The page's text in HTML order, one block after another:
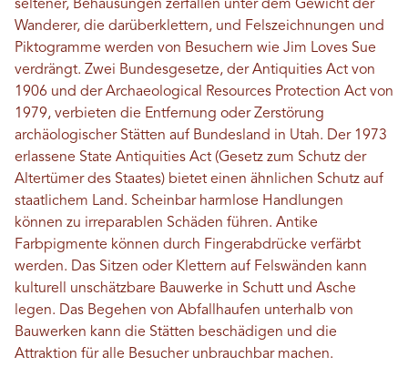
seltener, Behausungen zerfallen unter dem Gewicht der
Wanderer, die darüberklettern, und Felszeichnungen und
Piktogramme werden von Besuchern wie Jim Loves Sue
verdrängt. Zwei Bundesgesetze, der Antiquities Act von
1906 und der Archaeological Resources Protection Act von
1979, verbieten die Entfernung oder Zerstörung
archäologischer Stätten auf Bundesland in Utah. Der 1973
erlassene State Antiquities Act (Gesetz zum Schutz der
Altertümer des Staates) bietet einen ähnlichen Schutz auf
staatlichem Land. Scheinbar harmlose Handlungen
können zu irreparablen Schäden führen. Antike
Farbpigmente können durch Fingerabdrücke verfärbt
werden. Das Sitzen oder Klettern auf Felswänden kann
kulturell unschätzbare Bauwerke in Schutt und Asche
legen. Das Begehen von Abfallhaufen unterhalb von
Bauwerken kann die Stätten beschädigen und die
Attraktion für alle Besucher unbrauchbar machen.